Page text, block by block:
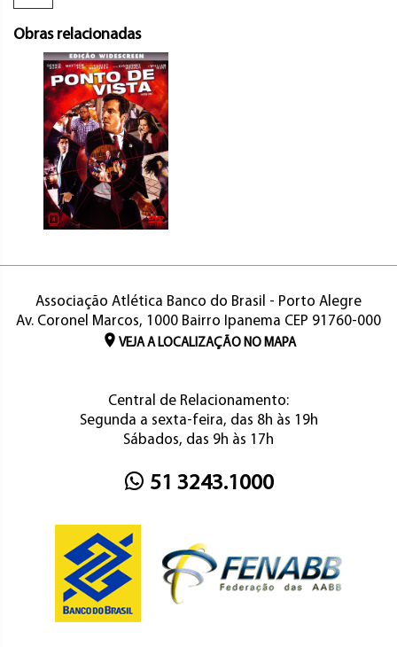
Obras relacionadas
Associação Atlética Banco do Brasil - Porto Alegre
Av. Coronel Marcos, 1000 Bairro Ipanema CEP 91760-000
VEJA A LOCALIZAÇÃO NO MAPA
Central de Relacionamento:
Segunda a sexta-feira, das 8h às 19h
Sábados, das 9h às 17h
51 3243.1000